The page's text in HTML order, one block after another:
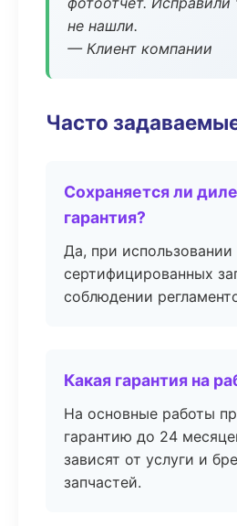
не нашли.
— Клиент компании
Часто
Сохраняется ли
гарантия?
Да, при использовании
сертифицированных
соблюдении
Какая гарантия на
На основные работы
гарантию до 24
зависят от услуги и
запчастей.